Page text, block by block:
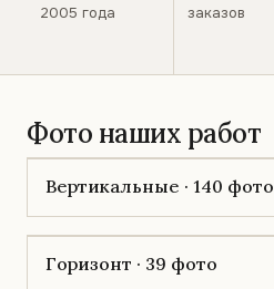
2005 года
заказов
Фото наших работ
Вертикальные · 140 фото
Горизонт · 39 фото